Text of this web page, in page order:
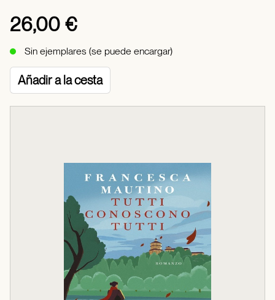
26,00 €
Sin ejemplares (se puede encargar)
Añadir a la cesta